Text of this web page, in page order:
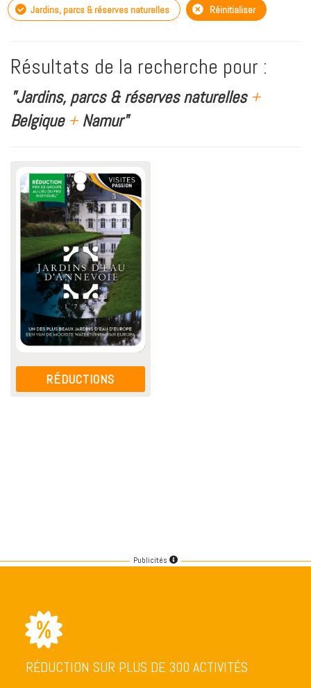
Jardins, parcs & réserves naturelles Réinitialiser
Résultats de la recherche pour :
"Jardins, parcs & réserves naturelles +
Belgique +Namur"
RÉDUCTIONS
Publicités
RÉDUCTION SUR PLUS DE 300 ACTIVITÉS